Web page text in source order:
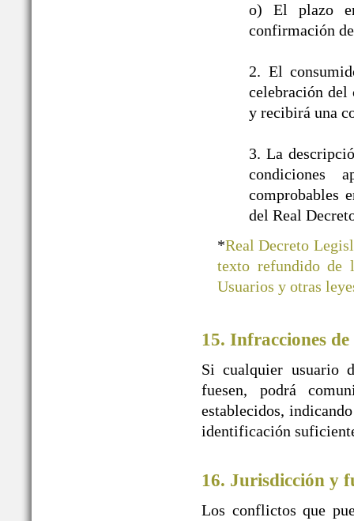
o) El plazo
confirmación
2. El
celebración del
y recibirá una
3. La
condiciones
comprobables
del Real
*Real Decreto
texto refundido de
Usuarios y otras
15. Infracciones de
Si cualquier usuario
fuesen, podrá
establecidos,
identificación
16. Jurisdicción y
Los conflictos que